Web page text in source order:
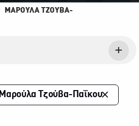
ΜΑΡΟΎΛΑ ΤΖΟΎΒΑ-
Μαρούλα Τζούβα-Παΐκου